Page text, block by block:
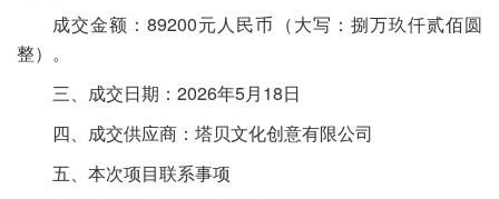
成交金额：89200元人民币（大写：捌万玖仟贰佰圆
整）。
三、成交日期：2026年5月18日
四、成交供应商：塔贝文化创意有限公司
五、本次项目联系事项